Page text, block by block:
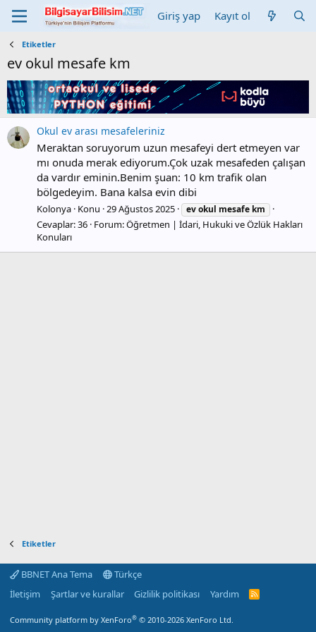
Giriş yap Kayıt ol
Etiketler
ev okul mesafe km
Okul ev arası mesafeleriniz
Meraktan soruyorum uzun mesafeyi dert etmeyen var
mı onuda merak ediyorum.Çok uzak mesafeden çalışan
da vardır eminin.Benim şuan: 10 km trafik olan
bölgedeyim. Bana kalsa evin dibi
Kolonya Konu 29 Ağustos 2025 evokul mesafe km
Cevaplar: 36 Forum:Öğretmen | İdari, Hukuki ve Özlük Hakları
Konuları
Etiketler
BBNET Ana Tema
Türkçe
İletişim
Şartlar ve kurallar Gizlilik politikası Yardım
R
Community platform by XenForo® © 2010-2026 XenForo Ltd.